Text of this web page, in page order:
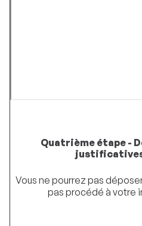
Quatrième étape -
Vous ne pourrez pas
pas procédé à votre